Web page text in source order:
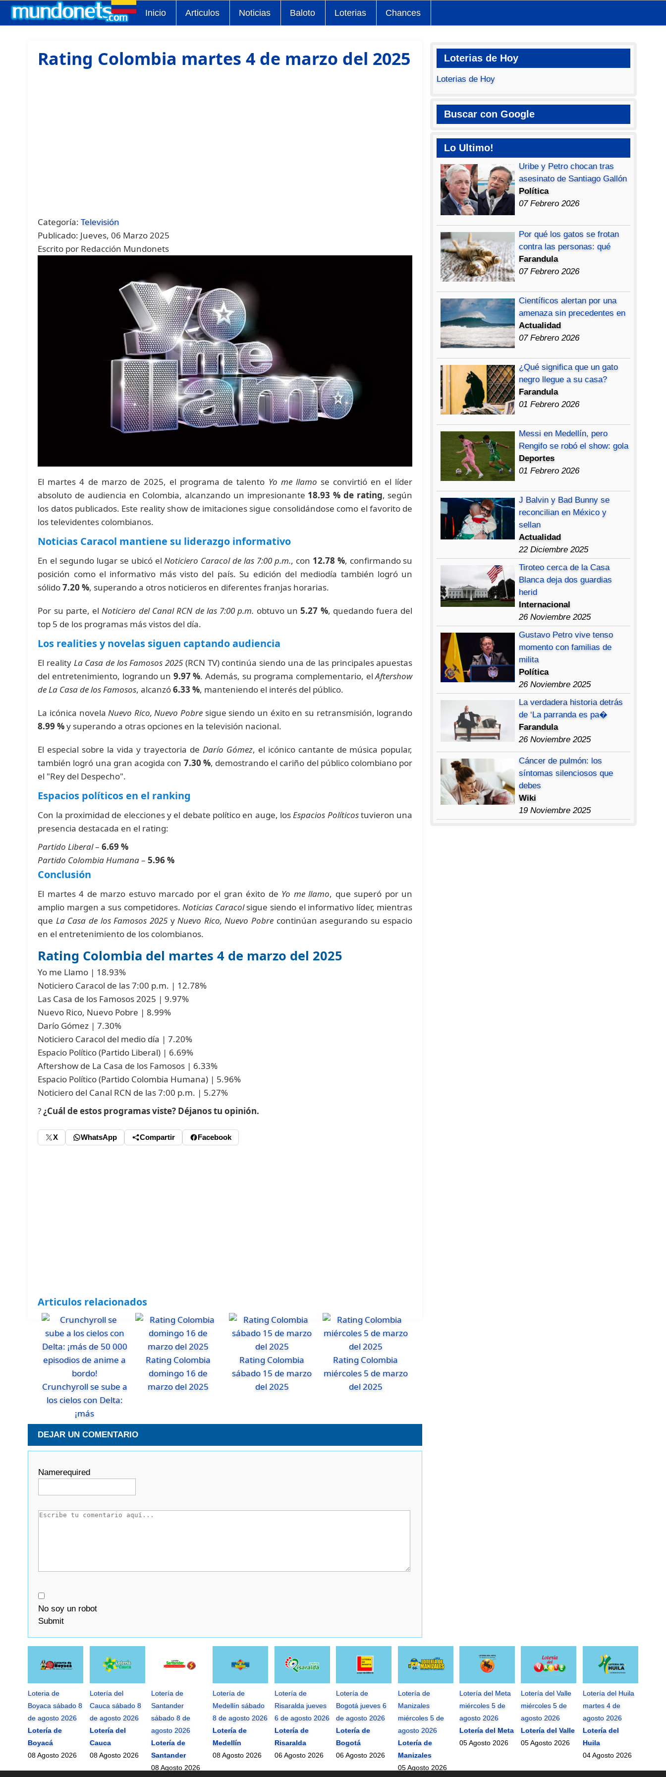
Inicio Articulos Noticias Baloto Loterias Chances
Rating Colombia martes 4 de marzo del 2025
Categoría:Televisión
Publicado: Jueves, 06 Marzo 2025
Escrito por Redacción Mundonets
El martes 4 de marzo de 2025, el programa de talento Yo me llamo se convirtió en el líder
absoluto de audiencia en Colombia, alcanzando un impresionante 18.93 % de rating, según
los datos publicados. Este reality show de imitaciones sigue consolidándose como el favorito de
los televidentes colombianos.
Noticias Caracol mantiene su liderazgo informativo
En el segundo lugar se ubicó el Noticiero Caracol de las 7:00 p.m., con 12.78 %, confirmando su
posición como el informativo más visto del país. Su edición del mediodía también logró un
sólido7.20 %, superando a otros noticieros en diferentes franjas horarias.
Por su parte, el Noticiero del Canal RCN de las 7:00 p.m. obtuvo un5.27 %, quedando fuera del
top 5 de los programas más vistos del día.
Los realities y novelas siguen captando audiencia
El reality La Casa de los Famosos 2025 (RCN TV) continúa siendo una de las principales apuestas
del entretenimiento, logrando un 9.97 %. Además, su programa complementario, elAftershow
de La Casa de los Famosos, alcanzó6.33 %, manteniendo el interés del público.
La icónica novela Nuevo Rico, Nuevo Pobre sigue siendo un éxito en su retransmisión, logrando
8.99 %y superando a otras opciones en la televisión nacional.
El especial sobre la vida y trayectoria de Darío Gómez, el icónico cantante de música popular,
también logró una gran acogida con 7.30 %, demostrando el cariño del público colombiano por
el "Rey del Despecho".
Espacios políticos en el ranking
Con la proximidad de elecciones y el debate político en auge, los Espacios Políticostuvieron una
presencia destacada en el rating:
Partido Liberal–6.69 %
Partido Colombia Humana–5.96 %
Conclusión
El martes 4 de marzo estuvo marcado por el gran éxito de Yo me llamo, que superó por un
amplio margen a sus competidores. Noticias Caracolsigue siendo el informativo líder, mientras
que La Casa de los Famosos 2025y Nuevo Rico, Nuevo Pobrecontinúan asegurando su espacio
en el entretenimiento de los colombianos.
Rating Colombia del martes 4 de marzo del 2025
Yo me Llamo | 18.93%
Noticiero Caracol de las 7:00 p.m. | 12.78%
Las Casa de los Famosos 2025 | 9.97%
Nuevo Rico, Nuevo Pobre | 8.99%
Darío Gómez | 7.30%
Noticiero Caracol del medio día | 7.20%
Espacio Político (Partido Liberal) | 6.69%
Aftershow de La Casa de los Famosos | 6.33%
Espacio Político (Partido Colombia Humana) | 5.96%
Noticiero del Canal RCN de las 7:00 p.m. | 5.27%
? ¿Cuál de estos programas viste? Déjanos tu opinión.
X WhatsApp Compartir Facebook
Articulos relacionados
Crunchyroll se sube a
los cielos con Delta:
¡más
Rating Colombia
domingo 16 de
marzo del 2025
Rating Colombia
sábado 15 de marzo
del 2025
Rating Colombia
miércoles 5 de marzo
del 2025
DEJAR UN COMENTARIO
Namerequired
No soy un robot
Submit
Loterias de Hoy
Loterias de Hoy
Buscar con Google
Lo Ultimo!
Uribe y Petro chocan tras
asesinato de Santiago Gallón
Política
07 Febrero 2026
Por qué los gatos se frotan
contra las personas: qué
Farandula
07 Febrero 2026
Científicos alertan por una
amenaza sin precedentes en
Actualidad
07 Febrero 2026
¿Qué significa que un gato
negro llegue a su casa?
Farandula
01 Febrero 2026
Messi en Medellín, pero
Rengifo se robó el show: gola
Deportes
01 Febrero 2026
J Balvin y Bad Bunny se
reconcilian en México y
sellan
Actualidad
22 Diciembre 2025
Tiroteo cerca de la Casa
Blanca deja dos guardias
herid
Internacional
26 Noviembre 2025
Gustavo Petro vive tenso
momento con familias de
milita
Política
26 Noviembre 2025
La verdadera historia detrás
de ‘La parranda es pa�
Farandula
26 Noviembre 2025
Cáncer de pulmón: los
síntomas silenciosos que
debes
Wiki
19 Noviembre 2025
Loteria de
Boyaca sábado 8
de agosto 2026
Lotería de
Boyacá
08 Agosto 2026
Lotería del
Cauca sábado 8
de agosto 2026
Lotería del
Cauca
08 Agosto 2026
Lotería de
Santander
sábado 8 de
agosto 2026
Lotería de
Santander
08 Agosto 2026
Lotería de
Medellín sábado
8 de agosto 2026
Lotería de
Medellín
08 Agosto 2026
Lotería de
Risaralda jueves
6 de agosto 2026
Lotería de
Risaralda
06 Agosto 2026
Lotería de
Bogotá jueves 6
de agosto 2026
Lotería de
Bogotá
06 Agosto 2026
Lotería de
Manizales
miércoles 5 de
agosto 2026
Lotería de
Manizales
05 Agosto 2026
Lotería del Meta
miércoles 5 de
agosto 2026
Lotería del Meta
05 Agosto 2026
Lotería del Valle
miércoles 5 de
agosto 2026
Lotería del Valle
05 Agosto 2026
Lotería del Huila
martes 4 de
agosto 2026
Lotería del
Huila
04 Agosto 2026